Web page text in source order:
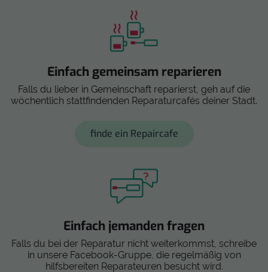
Einfach gemeinsam reparieren
Falls du lieber in Gemeinschaft reparierst, geh auf die
wöchentlich stattfindenden Reparaturcafés deiner Stadt.
finde ein Repaircafe
Einfach jemanden fragen
Falls du bei der Reparatur nicht weiterkommst, schreibe
in unsere Facebook-Gruppe, die regelmäßig von
hilfsbereiten Reparateuren besucht wird.